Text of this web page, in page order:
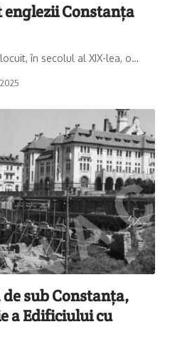
Constanța
în secolul al XIX-lea, o…
sub Constanța,
a Edificiului cu